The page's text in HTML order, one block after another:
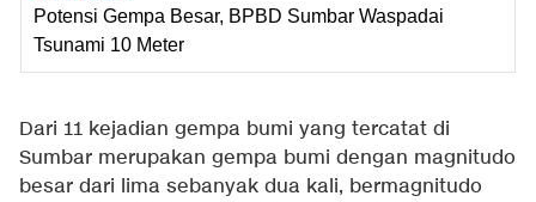
Potensi Gempa Besar, BPBD Sumbar Waspadai
Tsunami 10 Meter
Dari 11 kejadian gempa bumi yang tercatat di
Sumbar merupakan gempa bumi dengan magnitudo
besar dari lima sebanyak dua kali, bermagnitudo